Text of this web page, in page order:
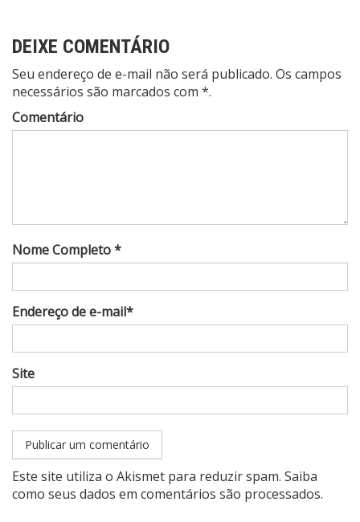
DEIXE COMENTÁRIO
Seu endereço de e-mail não será publicado. Os campos
necessários são marcados com *.
Comentário
Nome Completo *
Endereço de e-mail*
Site
Este site utiliza o Akismet para reduzir spam. Saiba
como seus dados em comentários são processados.